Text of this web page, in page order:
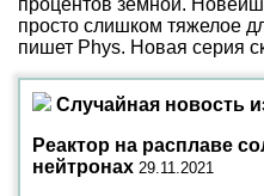
процентов земной.
просто слишком тяжелое
пишет Phys. Новая серия
Случайная новость
Реактор на расплаве
нейтронах 29.11.2021